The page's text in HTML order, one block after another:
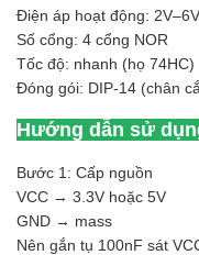
Điện áp hoạt động:
Số cổng: 4 cổng NOR
Tốc độ: nhanh (họ 74HC)
Đóng gói: DIP-14 (chân
Hướng dẫn sử
Bước 1: Cấp nguồn
VCC → 3.3V hoặc 5V
GND → mass
Nên gắn tụ 100nF sát